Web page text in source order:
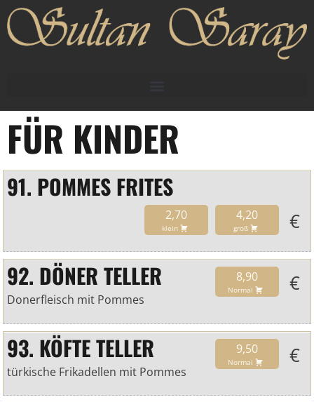
FÜR KINDER
91. POMMES FRITES
2,70
klein
4,20
groß €
92. DÖNER TELLER 8,90
Normal €
Donerfleisch mit Pommes
93. KÖFTE TELLER 9,50
Normal €
türkische Frikadellen mit Pommes